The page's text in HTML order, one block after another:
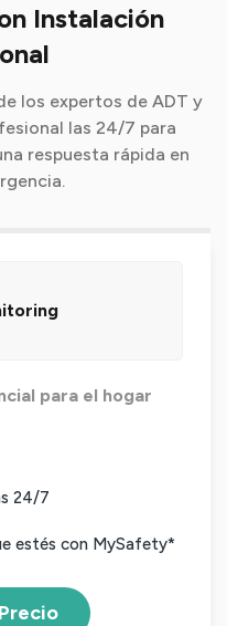
Instalación
los expertos de ADT y
las 24/7 para
respuesta rápida en
para el hogar
24/7
estés con MySafety*